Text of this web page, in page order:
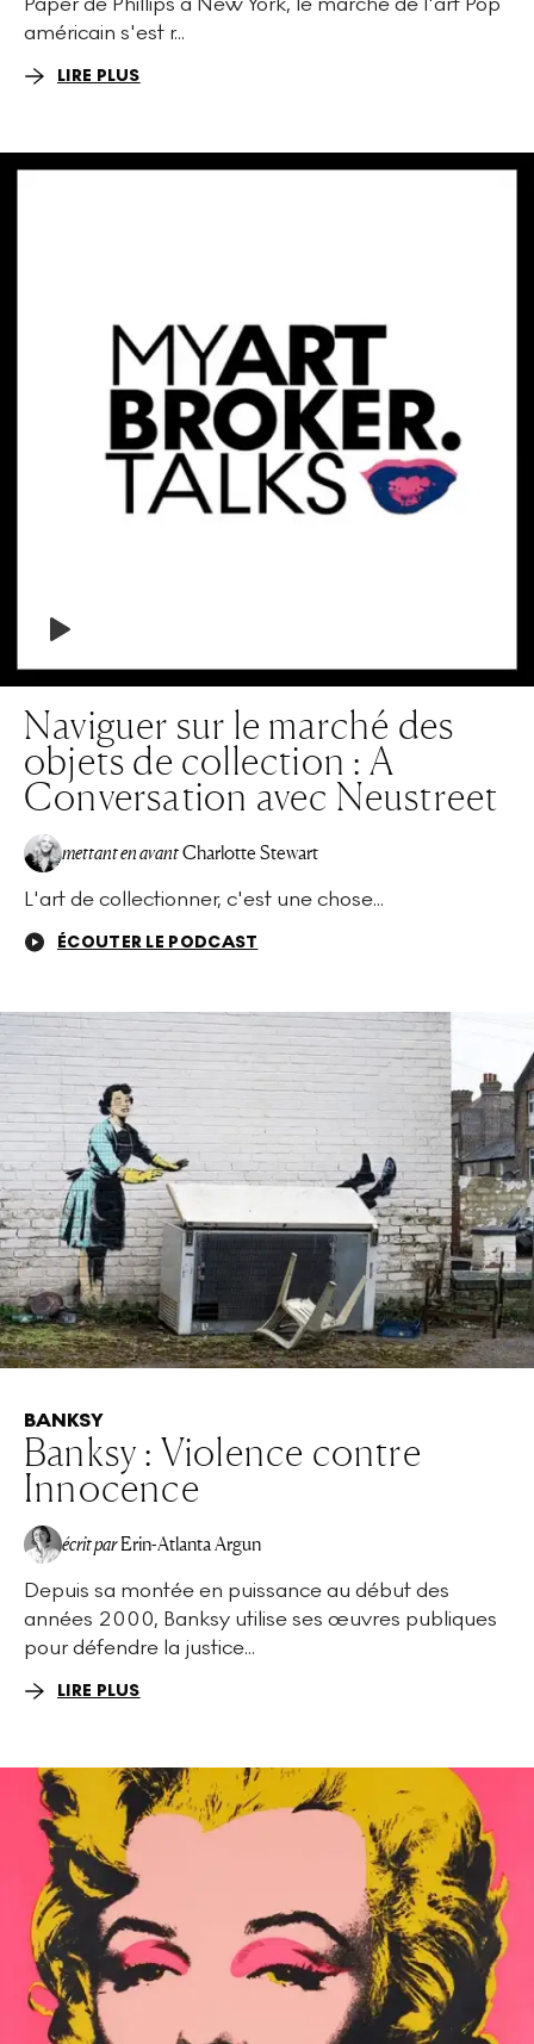
américain s'est r...
LIRE PLUS
Naviguer sur le marché des
objets de collection : A
Conversation avec Neustreet
mettant en avantCharlotte Stewart
L'art de collectionner, c'est une chose...
ÉCOUTER LE PODCAST
BANKSY
Banksy : Violence contre
Innocence
écrit par Erin-Atlanta Argun
Depuis sa montée en puissance au début des
années 2000, Banksy utilise ses œuvres publiques
pour défendre la justice...
LIRE PLUS